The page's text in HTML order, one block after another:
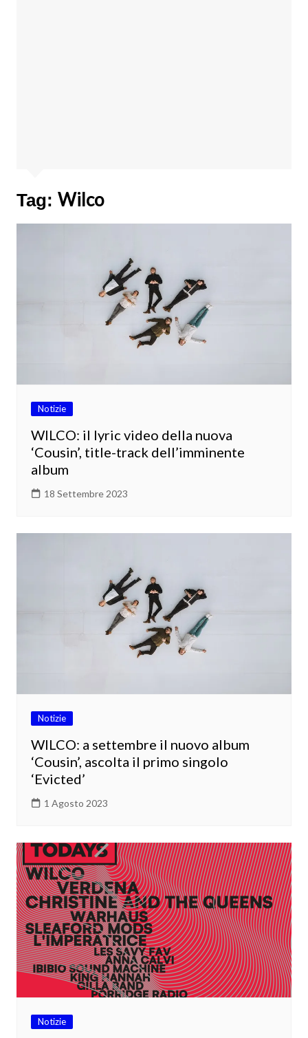
Tag: Wilco
Notizie
WILCO: il lyric video della nuova
‘Cousin’, title-track dell’imminente
album
18 Settembre 2023
Notizie
WILCO: a settembre il nuovo album
‘Cousin’, ascolta il primo singolo
‘Evicted’
1 Agosto 2023
Notizie